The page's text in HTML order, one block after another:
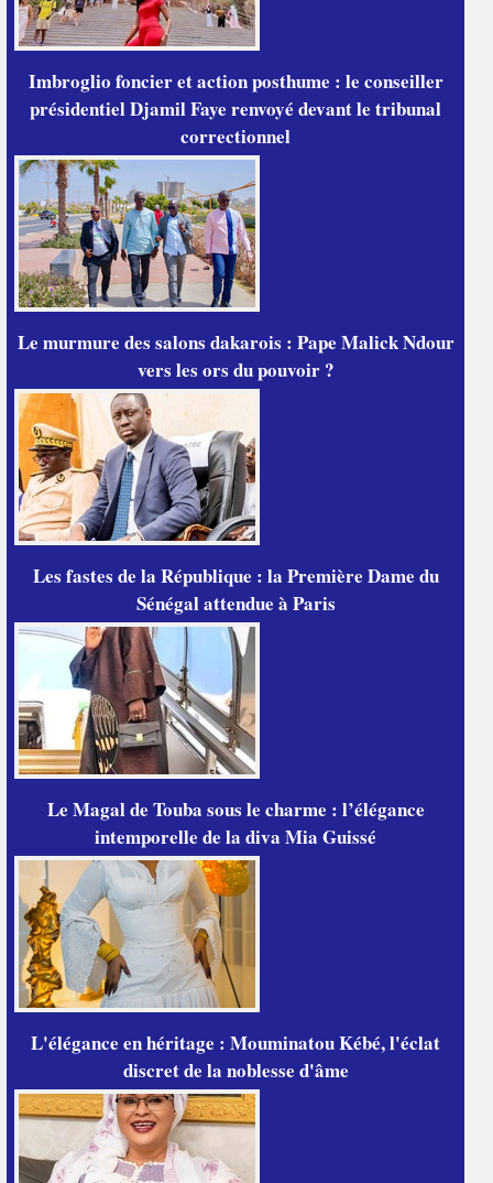
Imbroglio foncier et action posthume : le conseiller
présidentiel Djamil Faye renvoyé devant le tribunal
correctionnel
Le murmure des salons dakarois : Pape Malick Ndour
vers les ors du pouvoir ?
Les fastes de la République : la Première Dame du
Sénégal attendue à Paris
Le Magal de Touba sous le charme : l’élégance
intemporelle de la diva Mia Guissé
L'élégance en héritage : Mouminatou Kébé, l'éclat
discret de la noblesse d'âme